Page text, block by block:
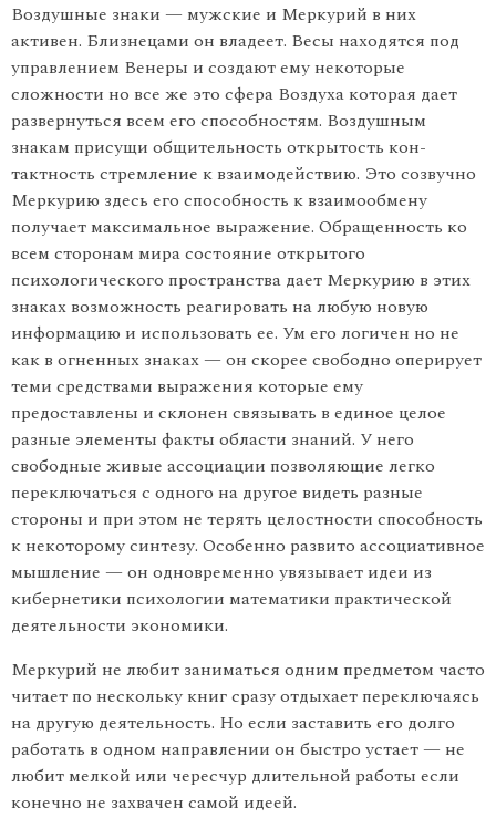
Воздушные знаки — мужские и Меркурий в них
активен. Близнецами он владеет. Весы находятся под
управлением Венеры и создают ему некоторые
сложности но все же это сфера Воздуха которая дает
развернуться всем его способно­стям. Воздушным
знакам присущи общительность открытость кон­
тактность стремление к взаимодействию. Это созвучно
Меркурию здесь его способность к взаимообмену
получает максимальное выра­жение. Обращенность ко
всем сторонам мира состояние открытого
психологического пространства дает Меркурию в этих
знаках воз­можность реагировать на любую новую
информацию и использовать ее. Ум его логичен но не
как в огненных знаках — он скорее свободно оперирует
теми средствами выражения которые ему
предоставлены и склонен связывать в единое целое
разные элементы факты области знаний. У него
свободные живые ассоциации позволяющие легко
переключаться с одного на другое видеть разные
стороны и при этом не терять целостности способность
к некоторому синтезу. Осо­бенно развито ассоциативное
мышление — он одновременно увязы­вает идеи из
кибернетики психологии математики практической
деятельности экономики.
Меркурий не любит заниматься одним предметом часто
читает по нескольку книг сразу отдыхает переключаясь
на другую деятель­ность. Но если заставить его долго
работать в одном направлении он быстро устает — не
любит мелкой или чересчур длительной работы если
конечно не захвачен самой идеей.